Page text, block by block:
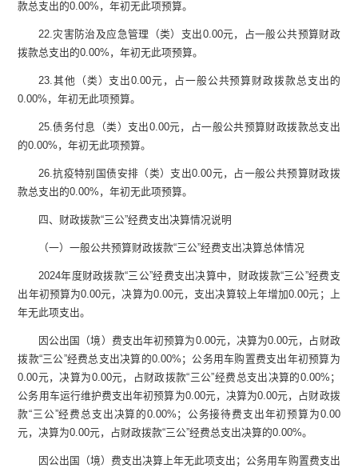
款总支出的0.00% ，年初无此项预算。
22.灾害防治及应急管理（类）支出0.00元，占一般公共预算财政
拨款总支出的0.00% ，年初无此项预算。
23.其他（类）支出0.00元，占一般公共预算财政拨款总支出的
0.00% ，年初无此项预算。
25.债务付息（类）支出0.00元，占一般公共预算财政拨款总支出
的0.00% ，年初无此项预算。
26.抗疫特别国债安排（类）支出0.00元，占一般公共预算财政拨
款总支出的0.00% ，年初无此项预算。
四、财政拨款“三公”经费支出决算情况说明
（一）一般公共预算财政拨款“三公”经费支出决算总体情况
2024年度财政拨款“三公”经费支出决算中，财政拨款“三公”经费支
出年初预算为0.00元，决算为0.00元，支出决算较上年增加0.00元；上
年无此项支出。
因公出国（境）费支出年初预算为0.00元，决算为0.00元，占财政
拨款“三公”经费总支出决算的0.00% ；公务用车购置费支出年初预算为
0.00元，决算为0.00元，占财政拨款“三公”经费总支出决算的0.00% ；
公务用车运行维护费支出年初预算为0.00元，决算为0.00元，占财政拨
款“三公”经费总支出决算的0.00% ；公务接待费支出年初预算为0.00
元，决算为0.00元，占财政拨款“三公”经费总支出决算的0.00%。
因公出国（境）费支出决算上年无此项支出；公务用车购置费支出